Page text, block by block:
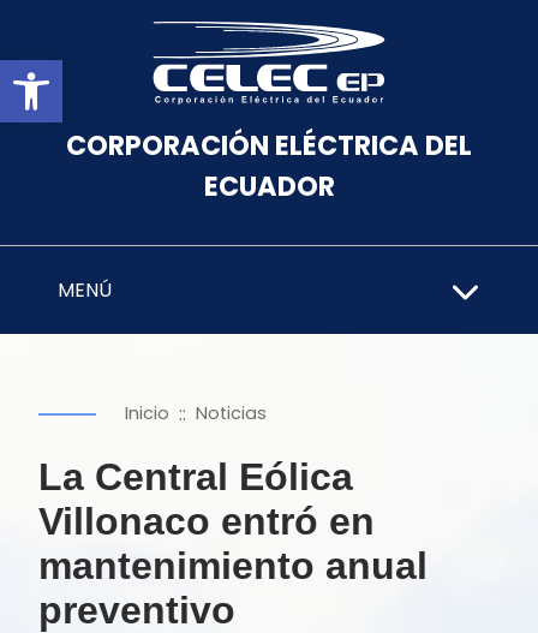
Abrir barra de herramientas
CORPORACIÓN ELÉCTRICA DEL
ECUADOR
MENÚ
Inicio :: Noticias
La Central Eólica
Villonaco entró en
mantenimiento anual
preventivo